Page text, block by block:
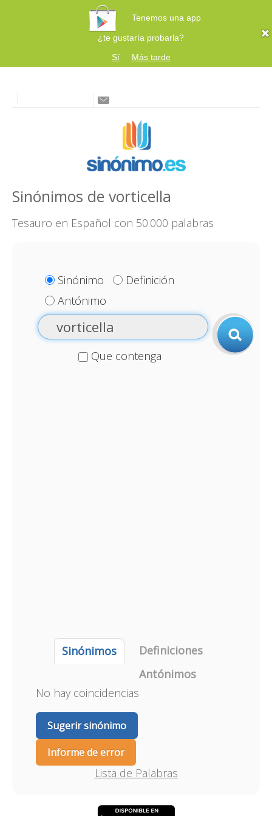
Tenemos una app
¿te gustaría probarla?
Sí
Más tarde
Sinónimos de vorticella
Tesauro en Español con 50.000 palabras
Sinónimo
Definición
Antónimo
Que contenga
Sinónimos
Definiciones
Antónimos
No hay coincidencias
Sugerir sinónimo
Informe de error
Lista de Palabras